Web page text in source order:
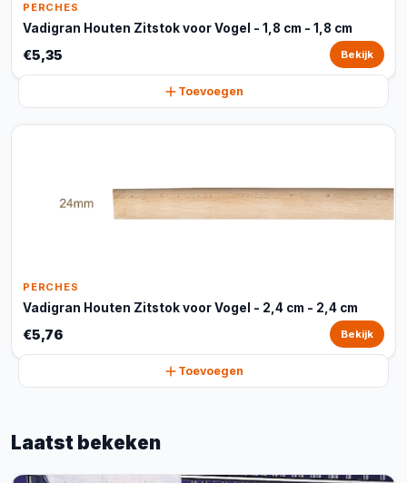
PERCHES
Vadigran Houten Zitstok voor Vogel - 1,8 cm - 1,8 cm
€5,35 Bekijk
Toevoegen
PERCHES
Vadigran Houten Zitstok voor Vogel - 2,4 cm - 2,4 cm
€5,76 Bekijk
Toevoegen
Laatst bekeken